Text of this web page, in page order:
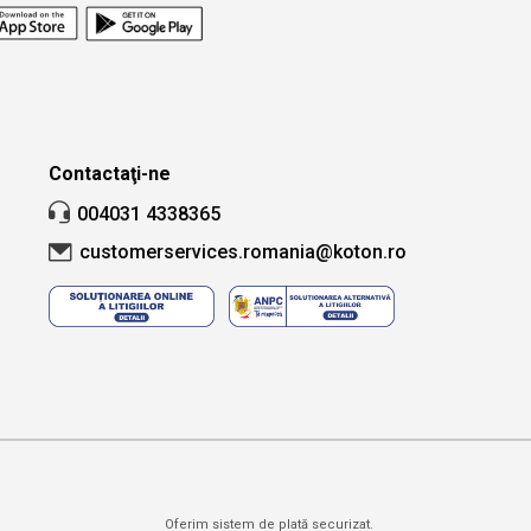
Contactaţi-ne
004031 4338365
customerservices.romania@koton.ro
Oferim sistem de plată securizat.
și oraș.